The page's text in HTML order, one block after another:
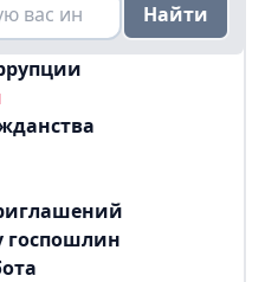
Найти
госпошлин